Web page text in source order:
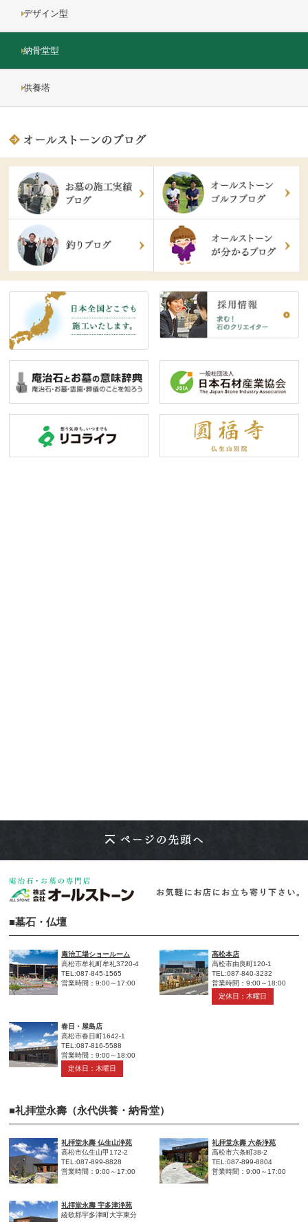
デザイン型
納骨堂型
供養塔
■墓石・仏壇
庵治工場ショールーム
高松市牟礼町牟礼3720-4
TEL:087-845-1565
営業時間：9:00～17:00
高松本店
高松市由良町120-1
TEL:087-840-3232
営業時間：9:00～18:00
定休日：木曜日
春日・屋島店
高松市春日町1642-1
TEL:087-816-5588
営業時間：9:00～18:00
定休日：木曜日
■礼拝堂永壽（永代供養・納骨堂）
礼拝堂永壽 仏生山浄苑
高松市仏生山甲172-2
TEL:087-899-8828
営業時間：9:00～17:00
礼拝堂永壽 六条浄苑
高松市六条町38-2
TEL:087-899-8804
営業時間：9:00～17:00
礼拝堂永壽 宇多津浄苑
綾歌郡宇多津町大字東分